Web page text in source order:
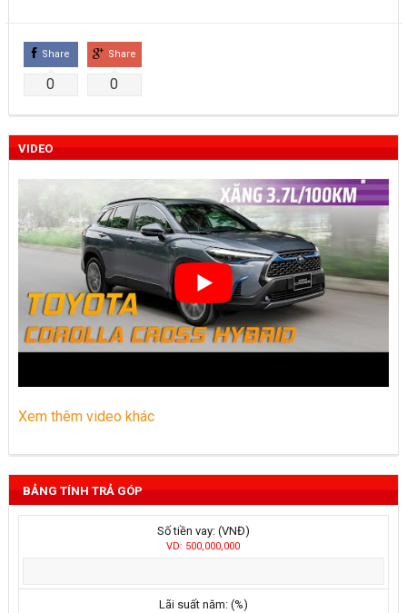
Share
0
Share
0
VIDEO
Xem thêm video khác
BẢNG TÍNH TRẢ GÓP
Số tiền vay: (VNĐ)
VD: 500,000,000
Lãi suất năm: (%)